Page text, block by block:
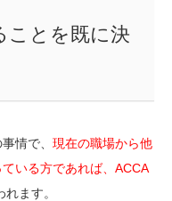
ことを既に決
情で、 現在の職場から他
いる方であれば、ACCA
れます。